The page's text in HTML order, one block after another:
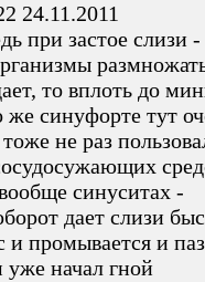
24.11.2011
при застое слизи -
то вплоть до
же синуфорте тут
не раз
синуситах -
дает слизи
и промывается и
начал гной